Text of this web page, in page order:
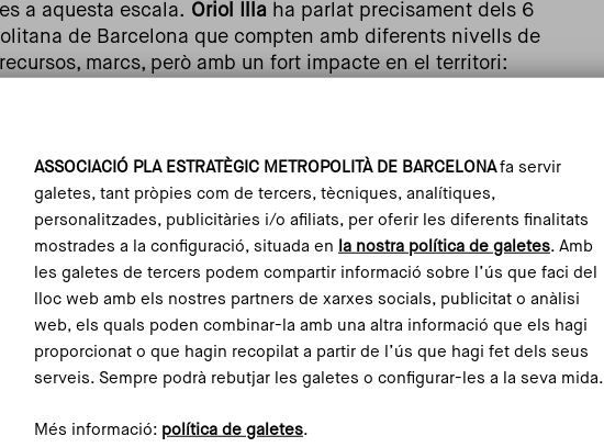
a aquesta escala. Oriol Illa ha parlat precisament dels 6
de Barcelona que compten amb diferents nivells de
marcs, però amb un fort impacte en el territori:
urbana
natural i del paisatge del Parc Natural de la Serra de
Maria, des del CIDEU, ha posat en valor el necessari
el pensament estratègic urbà, la necessitat d’involucrar a
planificació estratégica, la cultura del consens i de la
ASSOCIACIÓ PLA ESTRATÈGIC METROPOLITÀ DE BARCELONAfa servir
galetes, tant pròpies com de tercers, tècniques, analítiques,
personalitzades, publicitàries i/o afiliats, per oferir les diferents finalitats
mostrades a la configuració, situada en la nostra política de galetes. Amb
les galetes de tercers podem compartir informació sobre l’ús que faci del
lloc web amb els nostres partners de xarxes socials, publicitat o anàlisi
web, els quals poden combinar-la amb una altra informació que els hagi
proporcionat o que hagin recopilat a partir de l’ús que hagi fet dels seus
serveis. Sempre podrà rebutjar les galetes o configurar-les a la seva mida.
Més informació: política de galetes.